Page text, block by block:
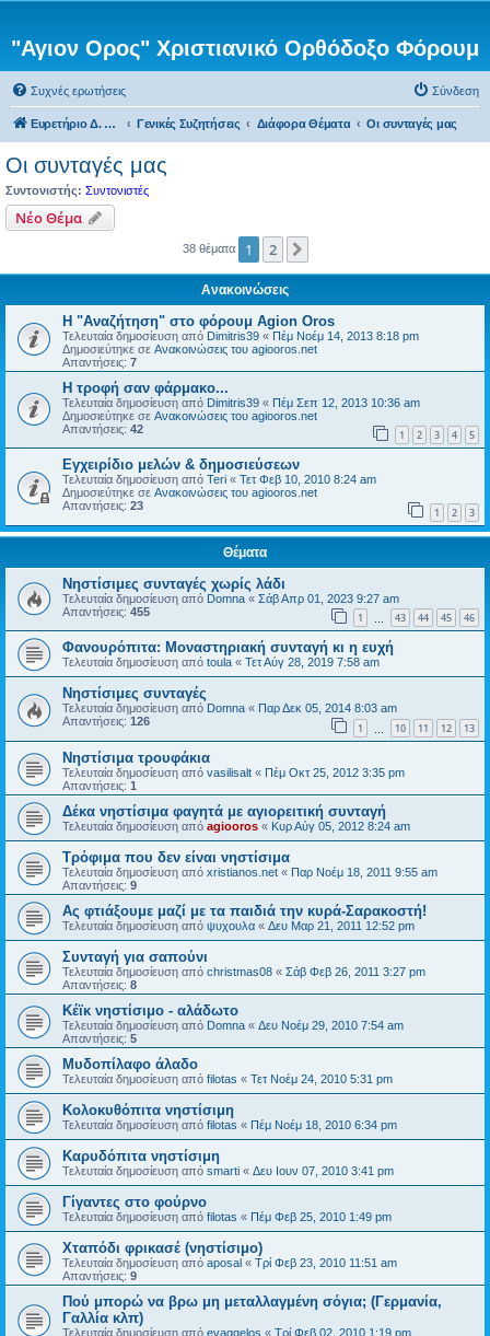
"Αγιον Ορος" Χριστιανικό Ορθόδοξο Φόρουμ
Συχνές ερωτήσεις Σύνδεση
Ευρετήριο Δ. Συζήτησης Γενικές Συζητήσεις Διάφορα Θέματα Οι συνταγές μας
Οι συνταγές μας
Συντονιστής: Συντονιστές
Νέο Θέμα
38 θέματα 1 2
Ανακοινώσεις
Η "Αναζήτηση" στο φόρουμ Agion Oros
Τελευταία δημοσίευση από Dimitris39 « Πέμ Νοέμ 14, 2013 8:18 pm
Δημοσιεύτηκε σε Ανακοινώσεις του agiooros.net
Απαντήσεις: 7
H τροφή σαν φάρμακο...
Τελευταία δημοσίευση από Dimitris39 « Πέμ Σεπ 12, 2013 10:36 am
Δημοσιεύτηκε σε Ανακοινώσεις του agiooros.net
Απαντήσεις: 42 1 2 3 4 5
Εγχειρίδιο μελών & δημοσιεύσεων
Τελευταία δημοσίευση από Teri « Τετ Φεβ 10, 2010 8:24 am
Δημοσιεύτηκε σε Ανακοινώσεις του agiooros.net
Απαντήσεις: 23 1 2 3
Θέματα
Νηστίσιμες συνταγές χωρίς λάδι
Τελευταία δημοσίευση από Domna « Σάβ Απρ 01, 2023 9:27 am
Απαντήσεις: 455 1 43 44 45 46
Φανουρόπιτα: Μοναστηριακή συνταγή κι η ευχή
Τελευταία δημοσίευση από toula « Τετ Αύγ 28, 2019 7:58 am
Νηστίσιμες συνταγές
Τελευταία δημοσίευση από Domna « Παρ Δεκ 05, 2014 8:03 am
Απαντήσεις: 126 1 10 11 12 13
Νηστίσιμα τρουφάκια
Τελευταία δημοσίευση από vasilisalt « Πέμ Οκτ 25, 2012 3:35 pm
Απαντήσεις: 1
Δέκα νηστίσιμα φαγητά με αγιορειτική συνταγή
Τελευταία δημοσίευση από agiooros « Κυρ Αύγ 05, 2012 8:24 am
Τρόφιμα που δεν είναι νηστίσιμα
Τελευταία δημοσίευση από xristianos.net « Παρ Νοέμ 18, 2011 9:55 am
Απαντήσεις: 9
Ας φτιάξουμε μαζί με τα παιδιά την κυρά-Σαρακοστή!
Τελευταία δημοσίευση από ψυχουλα « Δευ Μαρ 21, 2011 12:52 pm
Συνταγή για σαπούνι
Τελευταία δημοσίευση από christmas08 « Σάβ Φεβ 26, 2011 3:27 pm
Απαντήσεις: 8
Κέϊκ νηστίσιμο - αλάδωτο
Τελευταία δημοσίευση από Domna « Δευ Νοέμ 29, 2010 7:54 am
Απαντήσεις: 5
Μυδοπίλαφο άλαδο
Τελευταία δημοσίευση από filotas « Τετ Νοέμ 24, 2010 5:31 pm
Κολοκυθόπιτα νηστίσιμη
Τελευταία δημοσίευση από filotas « Πέμ Νοέμ 18, 2010 6:34 pm
Καρυδόπιτα νηστίσιμη
Τελευταία δημοσίευση από smarti « Δευ Ιουν 07, 2010 3:41 pm
Γίγαντες στο φούρνο
Τελευταία δημοσίευση από filotas « Πέμ Φεβ 25, 2010 1:49 pm
Χταπόδι φρικασέ (νηστίσιμο)
Τελευταία δημοσίευση από aposal « Τρί Φεβ 23, 2010 11:51 am
Απαντήσεις: 9
Πού μπορώ να βρω μη μεταλλαγμένη σόγια; (Γερμανία,
Γαλλία κλπ)
Τελευταία δημοσίευση από evaggelos « Τρί Φεβ 02, 2010 1:19 pm